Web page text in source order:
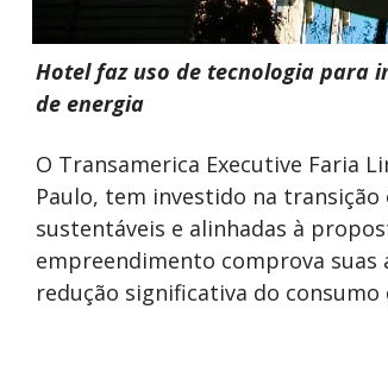
Hotel faz uso de tecnologia para
de energia
O Transamerica Executive Faria
Paulo, tem investido na
sustentáveis e alinhadas à
empreendimento comprova suas
redução significativa do